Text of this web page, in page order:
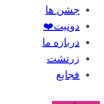
جشن ها
دونیت❤️
درباره ما
زرتشت
فجایع